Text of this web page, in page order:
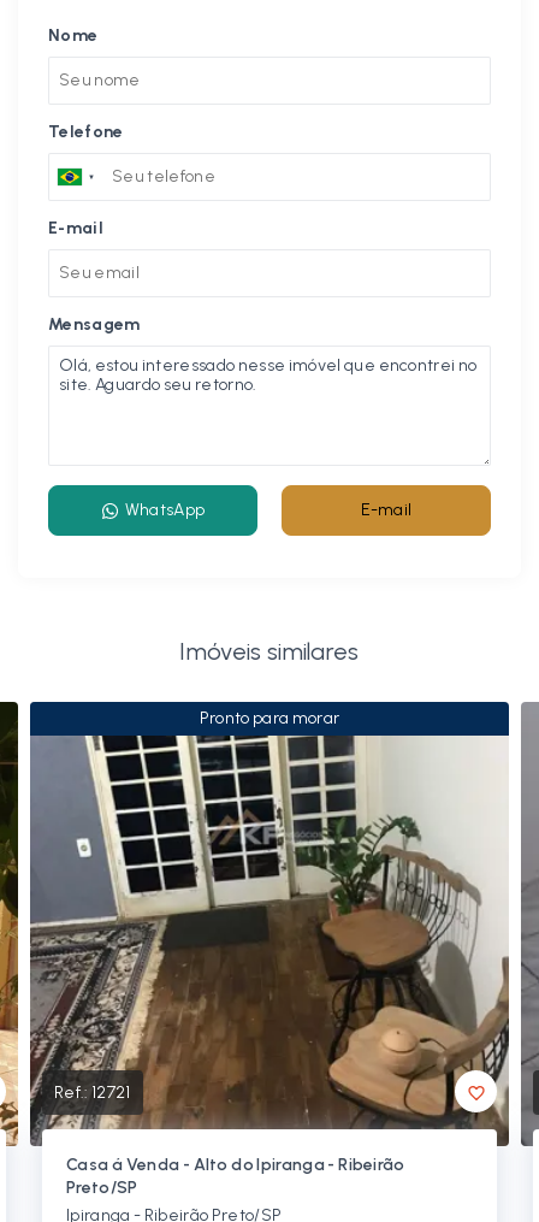
Nome
Telefone
E-mail
Mensagem
WhatsApp E-mail
Imóveis similares
Pronto para morar
Ref.:12721
Casa á Venda - Alto do Ipiranga - Ribeirão
Preto/SP
Ipiranga - Ribeirão Preto/SP